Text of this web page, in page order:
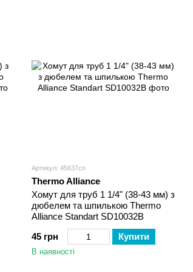
Артикул: 45637сп
Thermo Alliance
Хомут для труб 1 1/4" (38-43 мм) з
дюбелем та шпилькою Thermo
Alliance Standart SD10032B
45 грн
Купити
В наявності